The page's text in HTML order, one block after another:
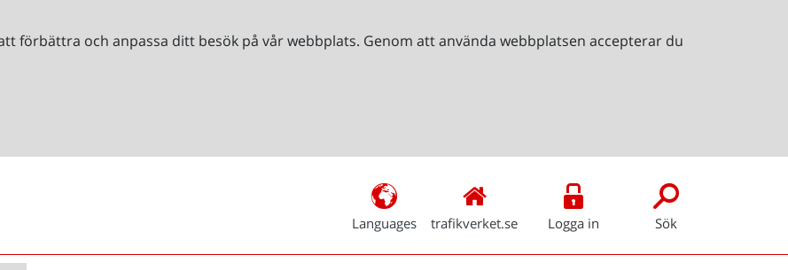
förbättra och anpassa ditt besök på vår webbplats. Genom att använda webbplatsen accepterar du
Languages trafikverket.se Logga in Sök